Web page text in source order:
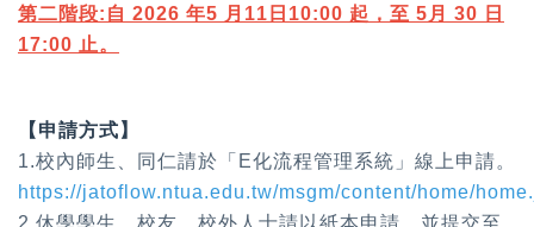
第二階段:自 2026 年5 月11日10:00 起，至 5月 30 日
17:00 止。
【申請方式】
1.校內師生、同仁請於「E化流程管理系統」線上申請。
https://jatoflow.ntua.edu.tw/msgm/content/home/
2.休學學生、校友、校外人士請以紙本申請，並提交至